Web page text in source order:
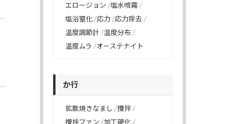
エロージョン 塩水噴霧
塩浴窒化 応力
応力除去
温度調節計 温度分布
温度ムラ
オーステナイト
か行
拡散焼きなまし
攪拌
攪拌ファン
加工硬化